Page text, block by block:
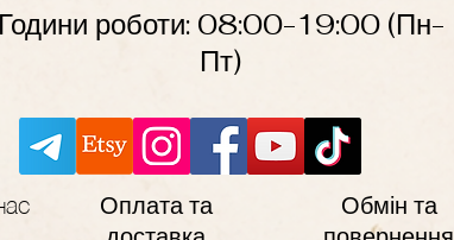
Години роботи: 08:00-19:00 (Пн-
Пт)
Оплата та
Обмін та